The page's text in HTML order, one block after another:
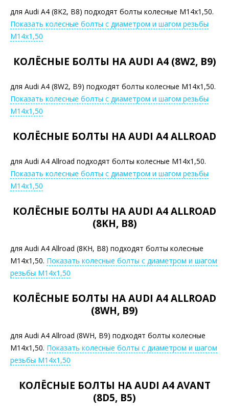
для Audi A4 (8K2, B8) подходят болты колесные М14х1,50.
Показать колесные болты с диаметром и шагом резьбы
М14х1,50
КОЛЁСНЫЕ БОЛТЫ НА AUDI A4 (8W2, B9)
для Audi A4 (8W2, B9) подходят болты колесные М14х1,50.
Показать колесные болты с диаметром и шагом резьбы
М14х1,50
КОЛЁСНЫЕ БОЛТЫ НА AUDI A4 ALLROAD
для Audi A4 Allroad подходят болты колесные М14х1,50.
Показать колесные болты с диаметром и шагом резьбы
М14х1,50
КОЛЁСНЫЕ БОЛТЫ НА AUDI A4 ALLROAD
(8KH, B8)
для Audi A4 Allroad (8KH, B8) подходят болты колесные
М14х1,50. Показать колесные болты с диаметром и шагом
резьбы М14х1,50
КОЛЁСНЫЕ БОЛТЫ НА AUDI A4 ALLROAD
(8WH, B9)
для Audi A4 Allroad (8WH, B9) подходят болты колесные
М14х1,50. Показать колесные болты с диаметром и шагом
резьбы М14х1,50
КОЛЁСНЫЕ БОЛТЫ НА AUDI A4 AVANT
(8D5, B5)